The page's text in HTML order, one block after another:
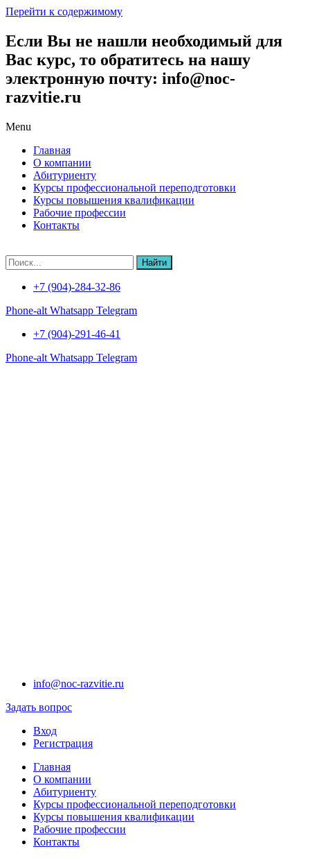
Перейти к содержимому
Если Вы не нашли необходимый для
Вас курс, то обратитесь на нашу
электронную почту: info@noc-
razvitie.ru
Menu
Главная
О компании
Абитуриенту
Курсы профессиональной переподготовки
Курсы повышения квалификации
Рабочие профессии
Контакты
Найти
+7 (904)-284-32-86
Phone-alt Whatsapp Telegram
+7 (904)-291-46-41
Phone-alt Whatsapp Telegram
info@noc-razvitie.ru
Задать вопрос
Вход
Регистрация
Главная
О компании
Абитуриенту
Курсы профессиональной переподготовки
Курсы повышения квалификации
Рабочие профессии
Контакты